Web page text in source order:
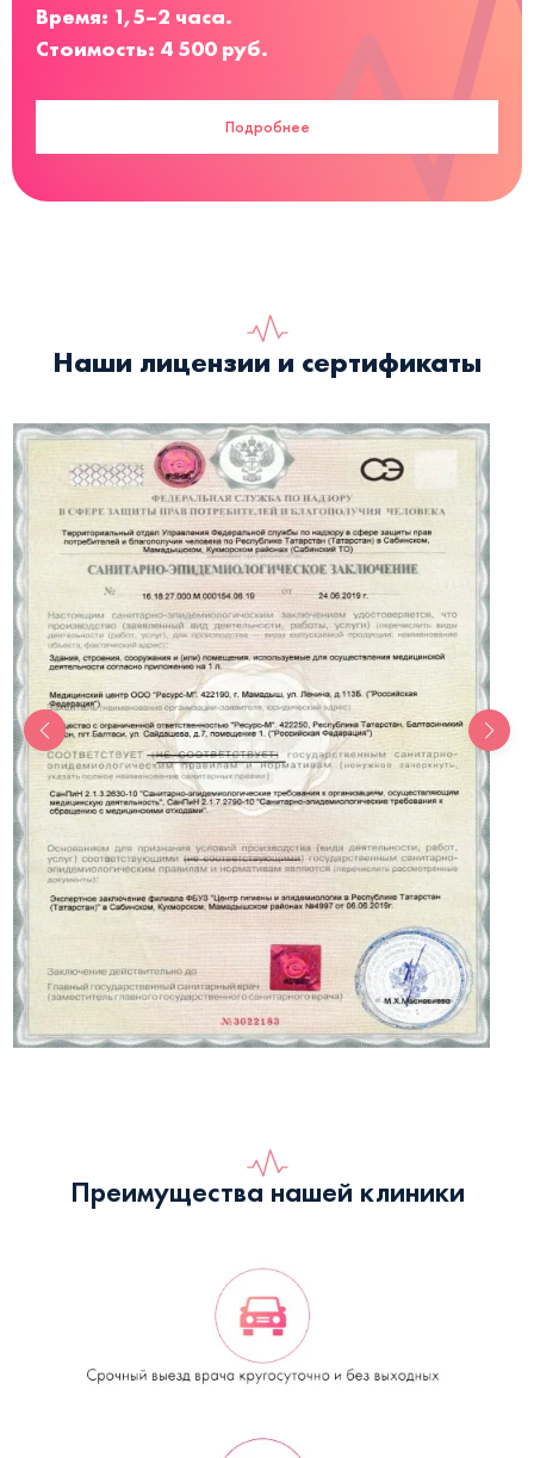
Время: 1,5–2 часа.
Стоимость: 4 500 руб.
Подробнее
Наши лицензии и сертификаты
Преимущества нашей клиники